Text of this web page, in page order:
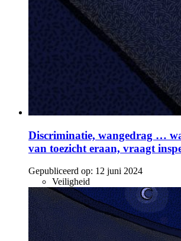
Discriminatie, wangedrag …
van toezicht eraan, vraagt
Gepubliceerd op: 12 juni 2024
Veiligheid